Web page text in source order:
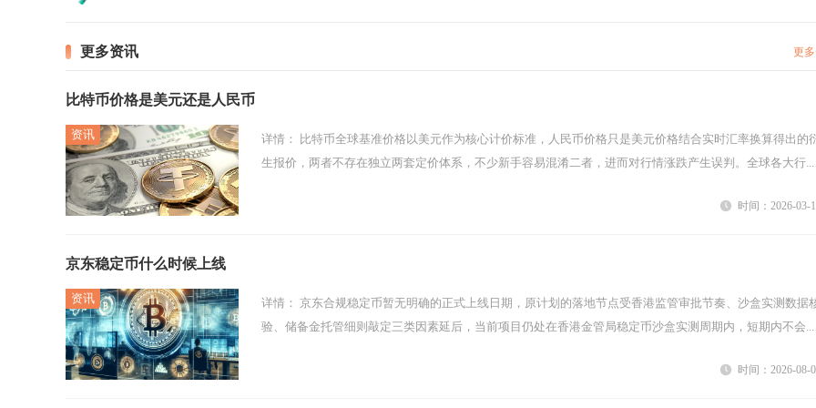
更多资讯 更
比特币价格是美元还是人民币
详情：
生报价，两者不存在独立两套定价体系，不少新手容易混淆二者，进而对行情涨跌产生误判。全球各大行...
时间：2026-03-
京东稳定币什么时候上线
详情：
验、储备金托管细则敲定三类因素延后，当前项目仍处在香港金管局稳定币沙盒实测周期内，短期内不会...
时间：2026-08-